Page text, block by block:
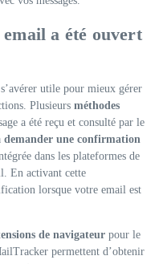
a été ouvert
utile pour mieux gérer
Plusieurs méthodes
a été reçu et consulté par le
demander une confirmation
dans les plateformes de
En activant cette
lorsque votre email est
de navigateur pour le
permettent d’obtenir